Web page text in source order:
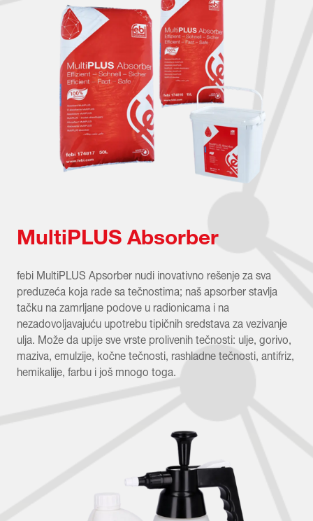
MultiPLUS Absorber
febi MultiPLUS Apsorber nudi inovativno rešenje za sva
preduzeća koja rade sa tečnostima; naš apsorber stavlja
tačku na zamrljane podove u radionicama i na
nezadovoljavajuću upotrebu tipičnih sredstava za vezivanje
ulja. Može da upije sve vrste prolivenih tečnosti: ulje, gorivo,
maziva, emulzije, kočne tečnosti, rashladne tečnosti, antifriz,
hemikalije, farbu i još mnogo toga.